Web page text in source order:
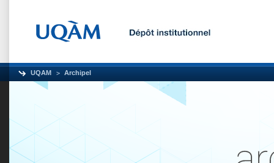
UQAM Archipel